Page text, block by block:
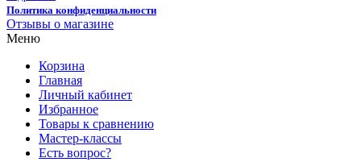
Политика конфиденциальности
Отзывы о магазине
Меню
Корзина
Главная
Личный кабинет
Избранное
Товары к сравнению
Мастер-классы
Есть вопрос?